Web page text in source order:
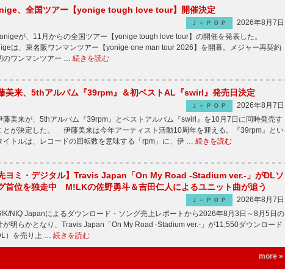
、全国ツアー【yonige tough love tour】開催決定
Ｊ－ＰＯＰ
2026年8月7日
が、11月からの全国ツアー【yonige tough love tour】の開催を発表した。
は、東名阪ワンマンツアー【yonige one man tour 2026】を開幕。メジャー再契約
のワンマンツアー … 続きを読む
美来、5thアルバム『39rpm』＆初ベストAL『swirl』発売日決定
Ｊ－ＰＯＰ
2026年8月7日
美来が、5thアルバム『39rpm』とベストアルバム『swirl』を10月7日に同時発売す
とが決定した。 伊藤美来は今年アーティスト活動10周年を迎える。『39rpm』とい
イトルは、レコードの回転数を意味する「rpm」に、伊 … 続きを読む
先ヨミ・デジタル】Travis Japan「On My Road -Stadium ver.-」がDLソ
首位を独走中 M!LKの佐野勇斗＆吉田仁人によるユニット曲が追う
Ｊ－ＰＯＰ
2026年8月7日
NIQ Japanによるダウンロード・ソング売上レポートから2026年8月3日～8月5日の
が明らかとなり、Travis Japan「On My Road -Stadium ver.-」が11,550ダウンロード
）を売り上 … 続きを読む
more »